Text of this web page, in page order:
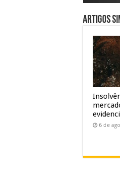
Artigos
6 de